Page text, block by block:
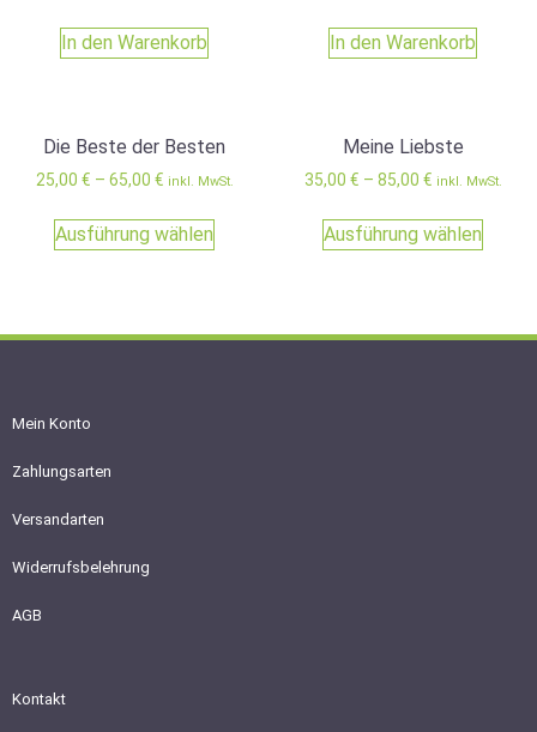
In den Warenkorb In den Warenkorb
Die Beste der Besten
25,00 € – 65,00 € inkl. MwSt.
Ausführung wählen
Meine Liebste
35,00 € – 85,00 € inkl. MwSt.
Ausführung wählen
Kontakt
Mein Konto
Zahlungsarten
Versandarten
Widerrufsbelehrung
AGB